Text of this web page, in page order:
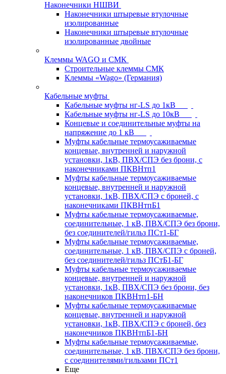
Наконечники НШВИ
Наконечники штыревые втулочные
изолированные
Наконечники штыревые втулочные
изолированные двойные
Клеммы WAGO и СМК
Строительные клеммы СМК
Клеммы «Wago» (Германия)
Кабельные муфты
Кабельные муфты нг-LS до 1кВ
Кабельные муфты нг-LS до 10кВ
Концевые и соединительные муфты на
напряжение до 1 кВ
Муфты кабельные термоусаживаемые
концевые, внутренней и наружной
установки, 1кВ, ПВХ/СПЭ без брони, с
наконечниками ПКВНтп1
Муфты кабельные термоусаживаемые
концевые, внутренней и наружной
установки, 1кВ, ПВХ/СПЭ с броней, с
наконечниками ПКВНтпБ1
Муфты кабельные термоусаживаемые,
соединительные, 1 кВ, ПВХ/СПЭ без брони,
без соединителей/гильз ПСт1-БГ
Муфты кабельные термоусаживаемые,
соединительные, 1 кВ, ПВХ/СПЭ с броней,
без соединителей/гильз ПСтБ1-БГ
Муфты кабельные термоусаживаемые
концевые, внутренней и наружной
установки, 1кВ, ПВХ/СПЭ без брони, без
наконечников ПКВНтп1-БН
Муфты кабельные термоусаживаемые
концевые, внутренней и наружной
установки, 1кВ, ПВХ/СПЭ с броней, без
наконечников ПКВНтпБ1-БН
Муфты кабельные термоусаживаемые,
соединительные, 1 кВ, ПВХ/СПЭ без брони,
с соединителями/гильзами ПСт1
Еще